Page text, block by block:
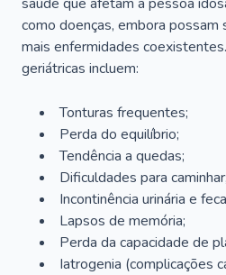
como doenças, embora possam
mais enfermidades
geriátricas incluem:
Tonturas frequentes;
Perda do equilíbrio;
Tendência a quedas;
Dificuldades para caminhar;
Incontinência urinária e
Lapsos de memória;
Perda da capacidade de
Iatrogenia (complicações